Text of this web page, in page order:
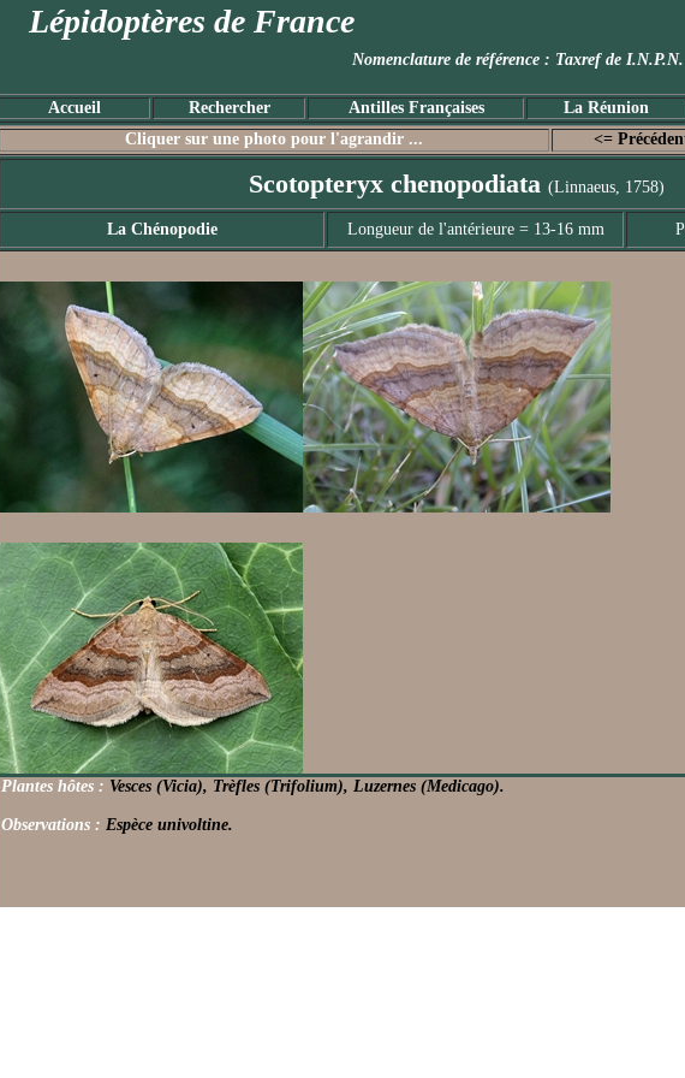
Lépidoptères de France
Nomenclature de référence : Taxref de
Accueil Rechercher Antilles Françaises La Réunion
Cliquer sur une photo pour l'agrandir ... <=
Scotopteryx chenopodiata (Linnaeus, 1758)
La Chénopodie Longueur de l'antérieure = 13-16 mm
Plantes hôtes : Vesces (Vicia), Trèfles (Trifolium), Luzernes (Medicago).
Observations : Espèce univoltine.